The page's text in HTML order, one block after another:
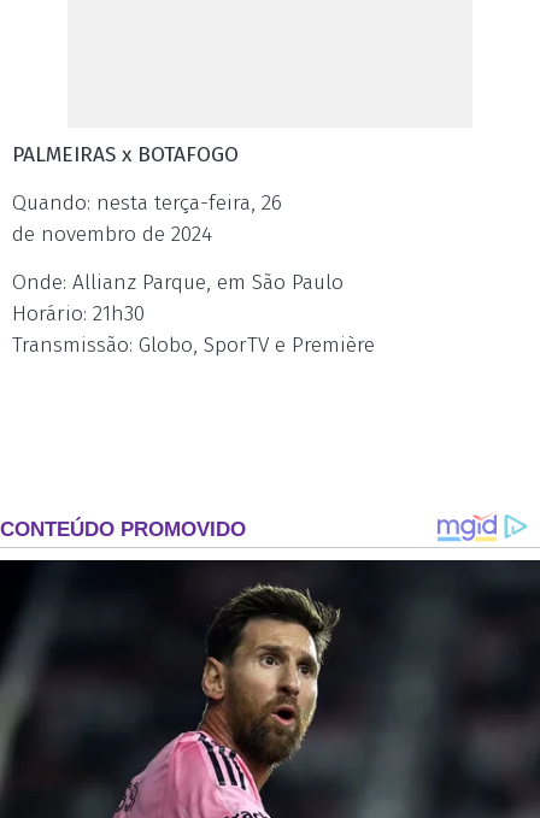
PALMEIRAS x BOTAFOGO
Quando: nesta terça-feira, 26
de novembro de 2024
Onde: Allianz Parque, em São Paulo
Horário: 21h30
Transmissão: Globo, SporTV e Première